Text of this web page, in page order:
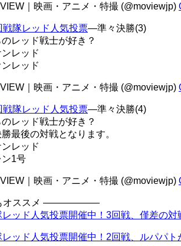
｜映画・アニメ・特撮 (@moviewjp)
戦隊レッド人気投票―準々決勝(3)
のレッド戦士が好き？
レッド
レッド
｜映画・アニメ・特撮 (@moviewjp)
戦隊レッド人気投票―準々決勝(4)
のレッド戦士が好き？
最後の対戦となります。
レッド
1号
｜映画・アニメ・特撮 (@moviewjp)
オススメ ——————
ッド人気投票開催中！3回戦、僅差の対
ッド人気投票開催中！2回戦、ルパパト